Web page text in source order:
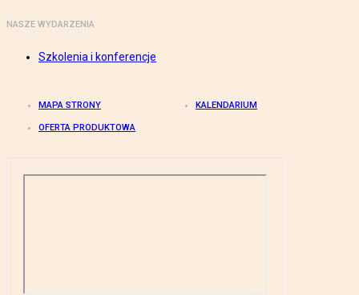
NASZE WYDARZENIA
Szkolenia i konferencje
MAPA STRONY KALENDARIUM
OFERTA PRODUKTOWA